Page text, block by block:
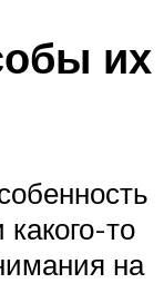
их
то
на